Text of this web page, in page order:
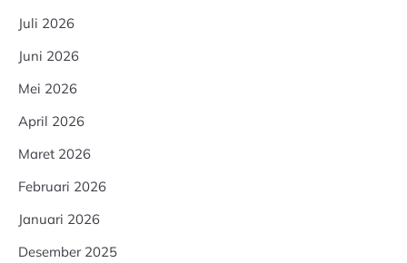
Juli 2026
Juni 2026
Mei 2026
April 2026
Maret 2026
Februari 2026
Januari 2026
Desember 2025